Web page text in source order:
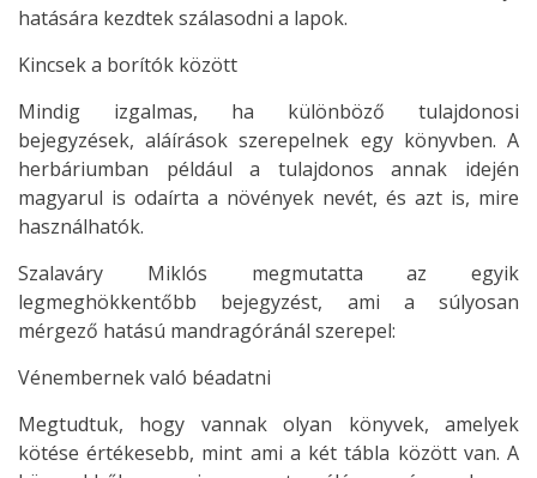
hatására kezdtek szálasodni a lapok.
Kincsek a borítók között
Mindig izgalmas, ha különböző tulajdonosi
bejegyzések, aláírások szerepelnek egy könyvben. A
herbáriumban például a tulajdonos annak idején
magyarul is odaírta a növények nevét, és azt is, mire
használhatók.
Szalaváry Miklós megmutatta az egyik
legmeghökkentőbb bejegyzést, ami a súlyosan
mérgező hatású mandragóránál szerepel:
Vénembernek való béadatni
Megtudtuk, hogy vannak olyan könyvek, amelyek
kötése értékesebb, mint ami a két tábla között van. A